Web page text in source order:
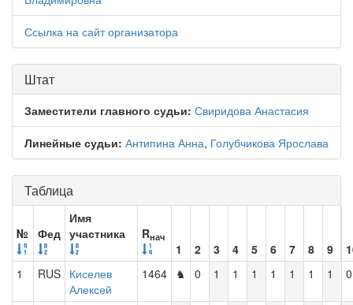
Ссылка на сайт организатора
Штат
Заместители главного судьи: Свиридова Анастасия
Линейные судьи: Антипина Анна, Голубчикова Ярослава
Таблица
№ Фед
Имя
участника
Rнач
1 2 3 4 5 6 7 8 9
1
RUS Киселев
Алексей
1464 ♞ 0 1 1 1 1 1 1 1 0